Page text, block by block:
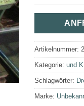
Artikelnummer:
Kategorie: und
Schlagwörter:
Marke: